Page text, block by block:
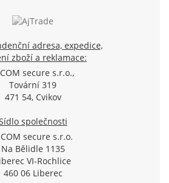
adresa, expedice,
zboží a reklamace:
secure s.r.o.,
Tovární 319
471 54, Cvikov
společnosti
secure s.r.o.
Na Bělidle 1135
VI-Rochlice
460 06 Liberec